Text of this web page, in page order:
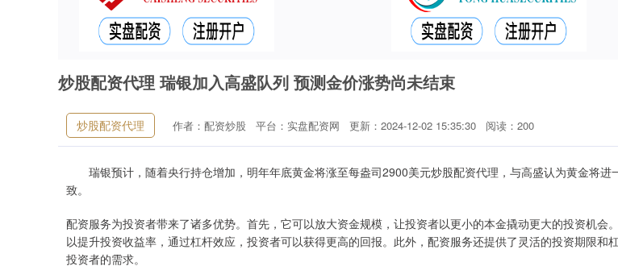
炒股配资代理 瑞银加入高盛队列 预测金价涨势尚未结束
炒股配资代理 作者：配资炒股 平台：实盘配资网 更新：2024-12-02 15:35:30 阅读：200
瑞银预计，随着央行持仓增加，明年年底黄金将涨至每盎司2900美元炒股配资代理，与高盛认为黄金将进
致。
配资服务为投资者带来了诸多优势。首先，它可以放大资金规模，让投资者以更小的本金撬动更大的投资机会
以提升投资收益率，通过杠杆效应，投资者可以获得更高的回报。此外，配资服务还提供了灵活的投资期限和
投资者的需求。